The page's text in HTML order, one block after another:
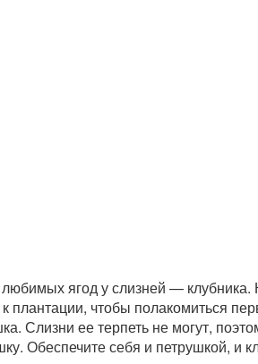
ягод у слизней — клубника.
плантации, чтобы полакомиться
Слизни ее терпеть не могут,
Обеспечите себя и петрушкой, и